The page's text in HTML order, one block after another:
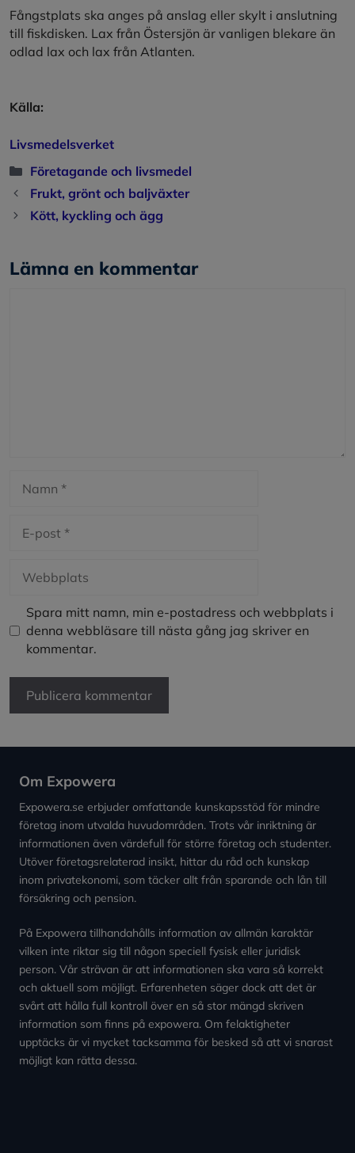
Fångstplats ska anges på anslag eller skylt i anslutning
till fiskdisken. Lax från Östersjön är vanligen blekare än
odlad lax och lax från Atlanten.
Källa:
Livsmedelsverket
Kategorier
Företagande och livsmedel
Frukt, grönt och baljväxter
Kött, kyckling och ägg
Lämna en kommentar
post
Spara mitt namn, min e-postadress och webbplats i
denna webbläsare till nästa gång jag skriver en
kommentar.
Om Expowera
Expowera.se erbjuder omfattande kunskapsstöd för mindre
företag inom utvalda huvudområden. Trots vår inriktning är
informationen även värdefull för större företag och studenter.
Utöver företagsrelaterad insikt, hittar du råd och kunskap
inom privatekonomi, som täcker allt från sparande och lån till
försäkring och pension.
På Expowera tillhandahålls information av allmän karaktär
vilken inte riktar sig till någon speciell fysisk eller juridisk
person. Vår strävan är att informationen ska vara så korrekt
och aktuell som möjligt. Erfarenheten säger dock att det är
svårt att hålla full kontroll över en så stor mängd skriven
information som finns på expowera. Om felaktigheter
upptäcks är vi mycket tacksamma för besked så att vi snarast
möjligt kan rätta dessa.